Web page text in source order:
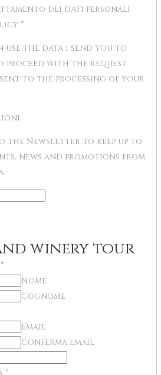
dei dati personali
*
use the data I send you to
proceed with the request
to the processing of your
the Newsletter to keep up to
news and promotions from
winery tour
*
Nome
Cognome
Email
Conferma email
*